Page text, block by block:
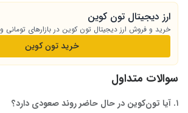
ارز دیجیتال تون کوین
خرید و فروش ارز دیجیتال تون کوین در بازارهای تومانی
خرید تون کوین
سوالات متداول
۱. آیا تون‌کوین در حال حاضر روند صعودی دارد؟